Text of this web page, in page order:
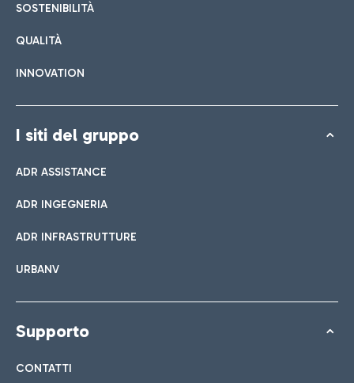
SOSTENIBILITÀ
QUALITÀ
INNOVATION
I siti del gruppo
ADR ASSISTANCE
ADR INGEGNERIA
ADR INFRASTRUTTURE
URBANV
Supporto
CONTATTI